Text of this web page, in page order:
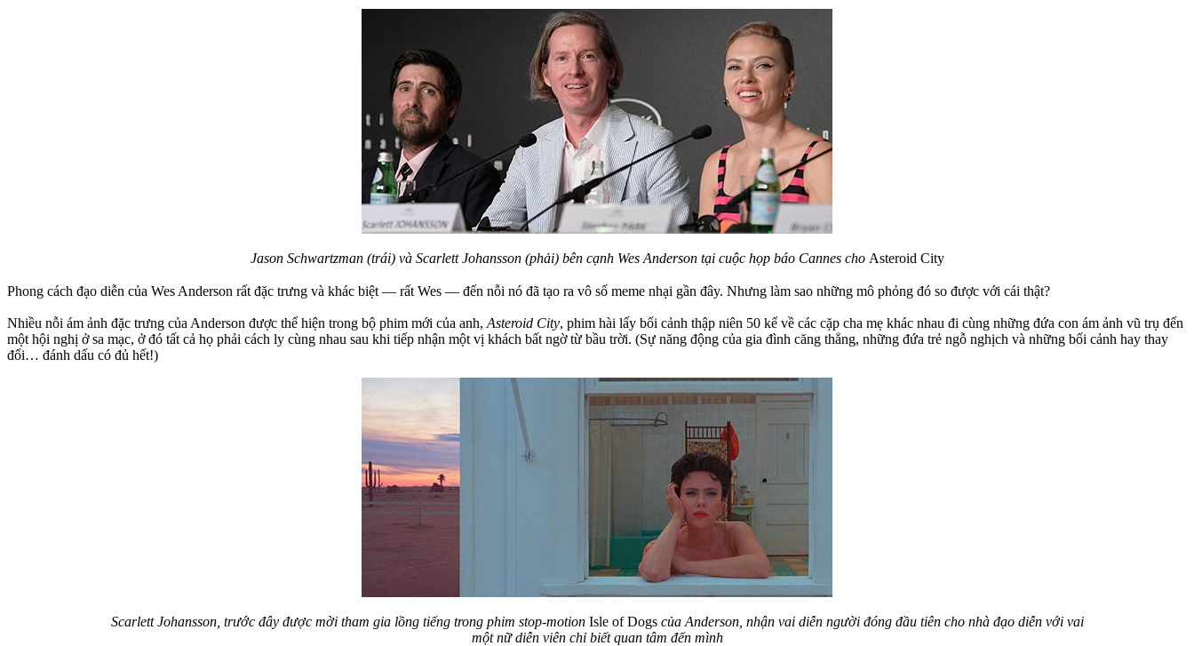
Jason Schwartzman (trái) và Scarlett Johansson (phải) bên cạnh Wes Anderson tại cuộc họp báo Cannes cho Asteroid City
Phong cách đạo diễn của Wes Anderson rất đặc trưng và khác biệt — rất Wes — đến nỗi nó đã tạo ra vô số meme nhại gần đây. Nhưng làm sao những mô phỏng đó so được với cái thật?
Nhiều nỗi ám ảnh đặc trưng của Anderson được thể hiện trong bộ phim mới của anh, Asteroid City, phim hài lấy bối cảnh thập niên 50 kể về các cặp cha mẹ khác nhau đi cùng những đứa con ám ảnh vũ trụ đến
một hội nghị ở sa mạc, ở đó tất cả họ phải cách ly cùng nhau sau khi tiếp nhận một vị khách bất ngờ từ bầu trời. (Sự năng động của gia đình căng thẳng, những đứa trẻ ngỗ nghịch và những bối cảnh hay thay
đổi… đánh dấu có đủ hết!)
Scarlett Johansson, trước đây được mời tham gia lồng tiếng trong phim stop-motionIsle of Dogs của Anderson, nhận vai diễn người đóng đầu tiên cho nhà đạo diễn với vai
một nữ diễn viên chỉ biết quan tâm đến mình